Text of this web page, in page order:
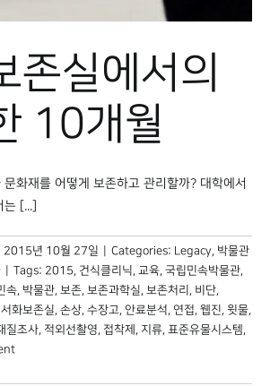
존실에서의
10개월
화재를 어떻게 보존하고 관리할까? 대학에서
는 [...]
2015년 10월 27일 Categories: Legacy 박물관
Tags: 2015 건식클리닉 교육 국립민속박물관
속 박물관 보존 보존과학실 보존처리 비단
서화보존실 손상 수장고 안료분석 연접 웹진 윗물
질조사 적외선촬영 접착제 지류 표준유물시스템